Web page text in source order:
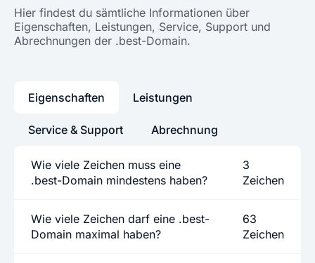
Hier findest du sämtliche Informationen über
Eigenschaften, Leistungen, Service, Support und
Abrechnungen der .best-Domain.
Eigenschaften
Wie viele Zeichen muss eine
.best-Domain mindestens haben?
3
Zeichen
Wie viele Zeichen darf eine .best-
Domain maximal haben?
63
Zeichen
Leistungen
Service & Support Abrechnung